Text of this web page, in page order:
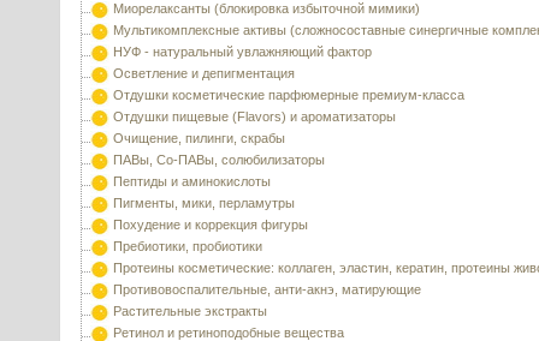
Миорелаксанты (блокировка избыточной мимики)
Мультикомплексные активы (сложносоставные синергичные
НУФ - натуральный увлажняющий фактор
Осветление и депигментация
Отдушки косметические парфюмерные премиум-класса
Отдушки пищевые (Flavors) и ароматизаторы
Очищение, пилинги, скрабы
ПАВы, Со-ПАВы, солюбилизаторы
Пептиды и аминокислоты
Пигменты, мики, перламутры
Похудение и коррекция фигуры
Пребиотики, пробиотики
Протеины косметические: коллаген, эластин, кератин, протеины
Противовоспалительные, анти-акнэ, матирующие
Растительные экстракты
Ретинол и ретиноподобные вещества